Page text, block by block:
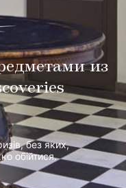
из
без яких,
обійтися.